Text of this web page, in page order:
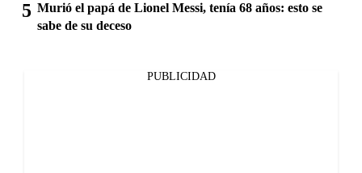
Murió el papá de Lionel Messi, tenía 68 años: esto se
sabe de su deceso
PUBLICIDAD